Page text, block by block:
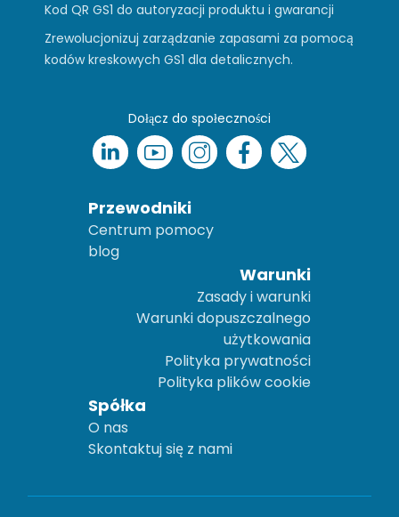
Kod QR GS1 do autoryzacji produktu i gwarancji
Zrewolucjonizuj zarządzanie zapasami za pomocą
kodów kreskowych GS1 dla detalicznych.
Dołącz do społeczności
Przewodniki
Centrum pomocy
blog
Warunki
Zasady i warunki
Warunki dopuszczalnego
użytkowania
Polityka prywatności
Polityka plików cookie
Spółka
O nas
Skontaktuj się z nami